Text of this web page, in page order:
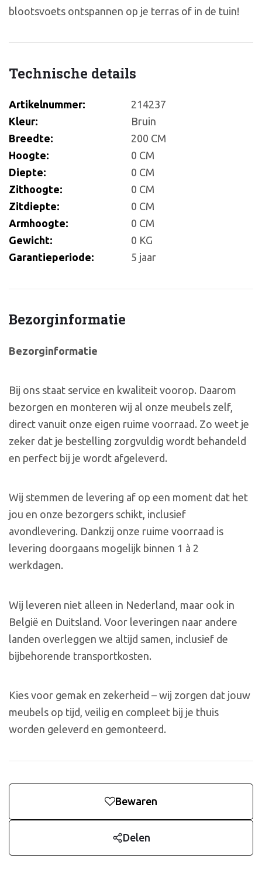
blootsvoets ontspannen op je terras of in de tuin!
Technische details
Artikelnummer:
214237
Kleur:
Bruin
Breedte:
200 CM
Hoogte:
0 CM
Diepte:
0 CM
Zithoogte:
0 CM
Zitdiepte:
0 CM
Armhoogte:
0 CM
Gewicht:
0 KG
Garantieperiode:
5 jaar
Bezorginformatie
Bezorginformatie
Bij ons staat service en kwaliteit voorop. Daarom
bezorgen en monteren wij al onze meubels zelf,
direct vanuit onze eigen ruime voorraad. Zo weet je
zeker dat je bestelling zorgvuldig wordt behandeld
en perfect bij je wordt afgeleverd.
Wij stemmen de levering af op een moment dat het
jou en onze bezorgers schikt, inclusief
avondlevering. Dankzij onze ruime voorraad is
levering doorgaans mogelijk binnen 1 à 2
werkdagen.
Wij leveren niet alleen in Nederland, maar ook in
België en Duitsland. Voor leveringen naar andere
landen overleggen we altijd samen, inclusief de
bijbehorende transportkosten.
Kies voor gemak en zekerheid – wij zorgen dat jouw
meubels op tijd, veilig en compleet bij je thuis
worden geleverd en gemonteerd.
Bewaren
Delen